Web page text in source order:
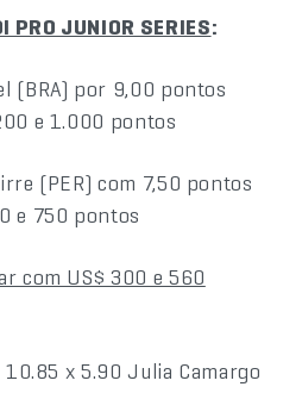
PRO JUNIOR SERIES:
(BRA) por 9,00 pontos
e 1.000 pontos
(PER) com 7,50 pontos
e 750 pontos
com US$ 300 e 560
x 5.90 Julia Camargo